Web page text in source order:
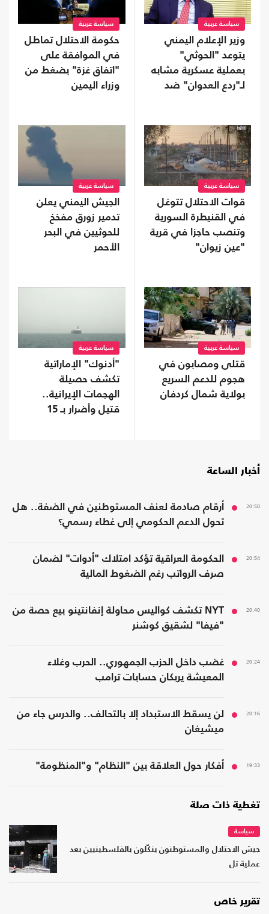
سياسة عربية
وزير الإعلام اليمني
يتوعد "الحوثي"
بعملية عسكرية مشابه
لـ"ردع العدوان" ضد
سياسة عربية
حكومة الاحتلال تماطل
في الموافقة على
"اتفاق غزة" بضغط من
وزراء اليمين
سياسة عربية
قوات الاحتلال تتوغل
في القنيطرة السورية
وتنصب حاجزا في قرية
"عين زيوان"
سياسة عربية
الجيش اليمني يعلن
تدمير زورق مفخخ
للحوثيين في البحر
الأحمر
سياسة عربية
قتلى ومصابون في
هجوم للدعم السريع
بولاية شمال كردفان
سياسة عربية
"أدنوك" الإماراتية
تكشف حصيلة
الهجمات الإيرانية..
قتيل وأضرار بـ 15
أخبار الساعة
20:58
أرقام صادمة لعنف المستوطنين في الضفة.. هل
تحول الدعم الحكومي إلى غطاء رسمي؟
20:54
الحكومة العراقية تؤكد امتلاك "أدوات" لضمان
صرف الرواتب رغم الضغوط المالية
20:40
NYT تكشف كواليس محاولة إنفانتينو بيع حصة من
"فيفا" لشقيق كوشنر
20:24
غضب داخل الحزب الجمهوري.. الحرب وغلاء
المعيشة يربكان حسابات ترامب
20:16
لن يسقط الاستبداد إلا بالتحالف.. والدرس جاء من
ميشيغان
19:33 أفكار حول العلاقة بين "النظام" و"المنظومة"
تغطية ذات صلة
سياسة
جيش الاحتلال والمستوطنون ينكّلون بالفلسطينيين بعد
عملية تل
تقرير خاص